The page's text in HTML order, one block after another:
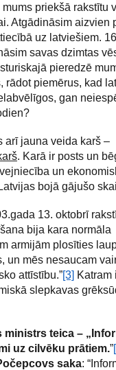
priekšā rakstītu
Atgādināsim aizvien
uz latviešiem.
savas dzimtas
pieredzē
rādot piemērus, kad
gan
arī jauna veida karš –
. Karā ir posts un
un
bojā gājušo
13. oktobrī
bija kara normāla
armijām plosīties
un mēs nesaucam
attīstību.”[3] Katram
slepkavas
ministrs teica –
uz cilvēku prātiem.”
saka: